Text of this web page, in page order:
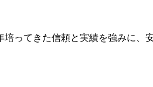
ってきた信頼と実績を強みに、